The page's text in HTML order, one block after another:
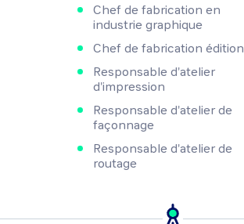
Chef de fabrication en
industrie graphique
Chef de fabrication édition
Responsable d'atelier
d'impression
Responsable d'atelier de
façonnage
Responsable d'atelier de
routage